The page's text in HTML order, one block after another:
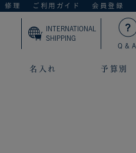
修理 ご利用ガイド 会員登録
INTERNATIONAL
SHIPPING
Q＆A
名入れ 予算別